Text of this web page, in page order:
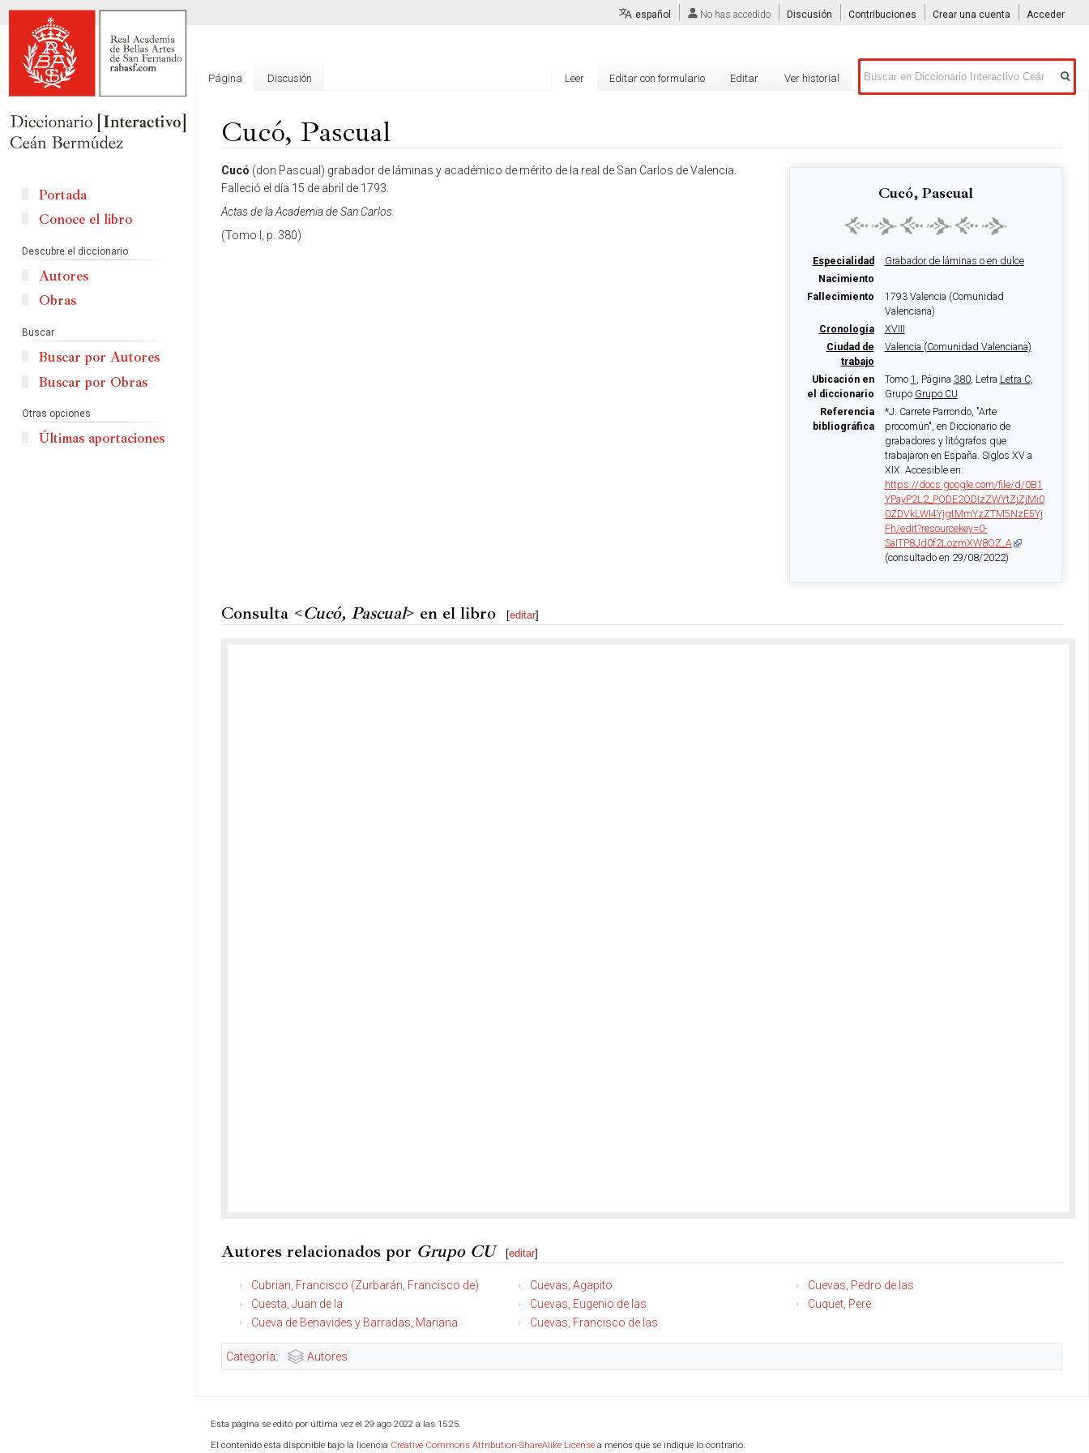
Cucó, Pascual
Ir
a
la
Ir
a
la
Cucó, Pascual
Especialidad
Grabador de láminas o en dulce
Nacimiento
Fallecimiento
1793 Valencia (Comunidad
Valenciana)
Cronología
XVIII
Ciudad de
trabajo
Valencia (Comunidad Valenciana)
Ubicación en
el diccionario
Tomo 1 , Página 380, Letra Letra C,
Grupo Grupo CU
Referencia
bibliográfica
*J. Carrete Parrondo, "Arte
procomún", en Diccionario de
grabadores y litógrafos que
trabajaron en España. Siglos XV a
XIX. Accesible en:
https://docs.google.com/file/d/0B1
YPayP2L2_PODE2ODIzZWYtZjZjMi0
0ZDVkLWI4YjgtMmYzZTM5NzE5Yj
Fh/edit?resourcekey=0-
SaITP8Jd0f2LozmXW8OZ_A
(consultado en 29/08/2022)
Cucó (don Pascual) grabador de láminas y académico de mérito de la real de San Carlos de Valencia.
Falleció el día 15 de abril de 1793.
Actas de la Academia de San Carlos.
(Tomo I, p. 380)
Consulta <Cucó, Pascual> en el libro [editar]
Autores relacionados por Grupo CU [editar]
Cubrian, Francisco (Zurbarán, Francisco de)
Cuesta, Juan de la
Cueva de Benavides y Barradas, Mariana
Cuevas, Agapito
Cuevas, Eugenio de las
Cuevas, Francisco de las
Cuevas, Pedro de las
Cuquet, Pere
Categoría: Autores
español No has accedido Discusión Contribuciones Crear una cuenta Acceder
Página Discusión Leer Editar con formulario Editar Ver historial
Buscar
Portada
Conoce el libro
Descubre el diccionario
Autores
Obras
Buscar
Buscar por Autores
Buscar por Obras
Otras opciones
Últimas aportaciones
Esta página se editó por última vez el 29 ago 2022 a las 15:25.
El contenido está disponible bajo la licencia Creative Commons Attribution-ShareAlike License a menos que se indique lo contrario.